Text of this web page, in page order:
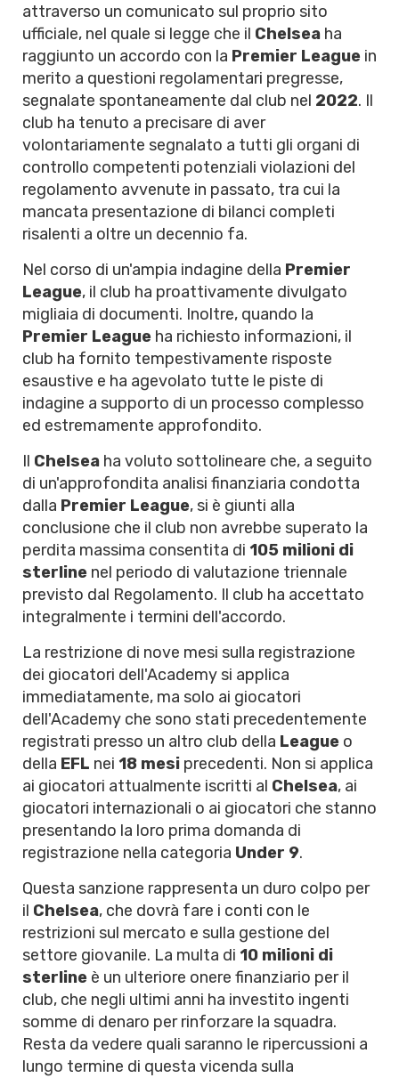
attraverso un comunicato sul proprio sito
ufficiale, nel quale si legge che il Chelsea ha
raggiunto un accordo con la Premier League in
merito a questioni regolamentari pregresse,
segnalate spontaneamente dal club nel 2022. Il
club ha tenuto a precisare di aver
volontariamente segnalato a tutti gli organi di
controllo competenti potenziali violazioni del
regolamento avvenute in passato, tra cui la
mancata presentazione di bilanci completi
risalenti a oltre un decennio fa.
Nel corso di un'ampia indagine della Premier
League, il club ha proattivamente divulgato
migliaia di documenti. Inoltre, quando la
Premier League ha richiesto informazioni, il
club ha fornito tempestivamente risposte
esaustive e ha agevolato tutte le piste di
indagine a supporto di un processo complesso
ed estremamente approfondito.
Il Chelsea ha voluto sottolineare che, a seguito
di un'approfondita analisi finanziaria condotta
dalla Premier League, si è giunti alla
conclusione che il club non avrebbe superato la
perdita massima consentita di 105 milioni di
sterline nel periodo di valutazione triennale
previsto dal Regolamento. Il club ha accettato
integralmente i termini dell'accordo.
La restrizione di nove mesi sulla registrazione
dei giocatori dell'Academy si applica
immediatamente, ma solo ai giocatori
dell'Academy che sono stati precedentemente
registrati presso un altro club della League o
della EFL nei 18 mesi precedenti. Non si applica
ai giocatori attualmente iscritti al Chelsea, ai
giocatori internazionali o ai giocatori che stanno
presentando la loro prima domanda di
registrazione nella categoria Under 9.
Questa sanzione rappresenta un duro colpo per
il Chelsea, che dovrà fare i conti con le
restrizioni sul mercato e sulla gestione del
settore giovanile. La multa di 10 milioni di
sterline è un ulteriore onere finanziario per il
club, che negli ultimi anni ha investito ingenti
somme di denaro per rinforzare la squadra.
Resta da vedere quali saranno le ripercussioni a
lungo termine di questa vicenda sulla